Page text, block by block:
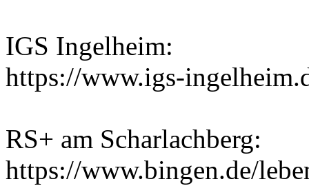
IGS Ingelheim:
https://www.igs-
RS+ am Scharlachberg:
https://www.bingen.de/